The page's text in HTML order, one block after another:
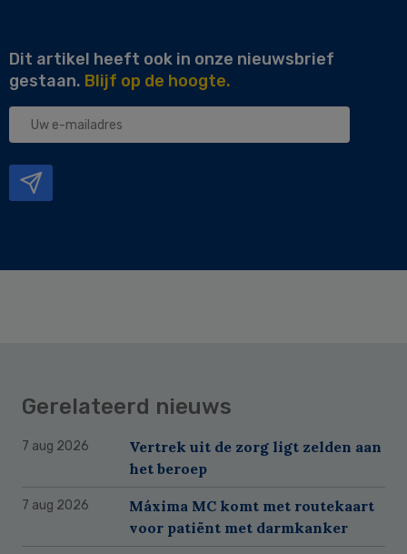
Dit artikel heeft ook in onze nieuwsbrief
gestaan. Blijf op de hoogte.
Uw
Gerelateerd nieuws
7 aug 2026
Vertrek uit de zorg ligt zelden aan
het beroep
7 aug 2026
Máxima MC komt met routekaart
voor patiënt met darmkanker